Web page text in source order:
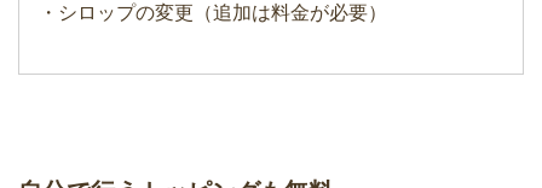
・シロップの変更（追加は料金が必要）